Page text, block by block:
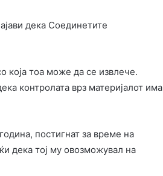
дека Соединетите
која тоа може да се извлече.
контролата врз материјалот има
постигнат за време на
дека тој му овозможувал на